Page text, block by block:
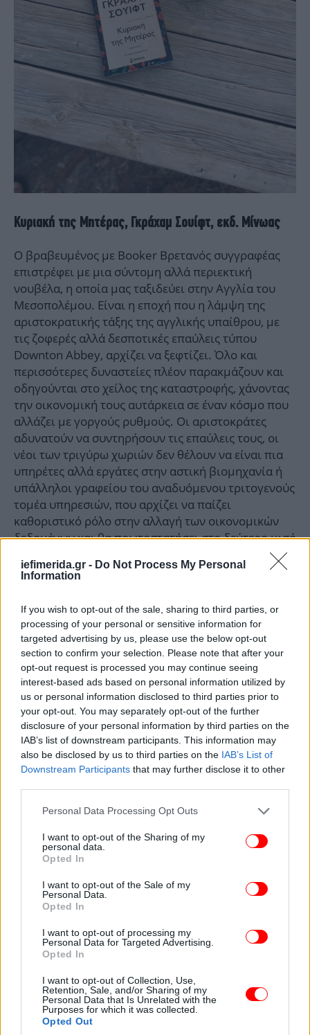
iefimerida.gr - Do Not Process My Personal
Information
If you wish to opt-out of the sale, sharing to third parties, or
processing of your personal or sensitive information for
targeted advertising by us, please use the below opt-out
section to confirm your selection. Please note that after your
opt-out request is processed you may continue seeing
interest-based ads based on personal information utilized by
us or personal information disclosed to third parties prior to
your opt-out. You may separately opt-out of the further
disclosure of your personal information by third parties on the
IAB’s list of downstream participants. This information may
also be disclosed by us to third parties on the IAB’s List of
Downstream Participants that may further disclose it to other
Please note that this website/app uses one or more Google
not limited to your visit or usage behaviour. You may click to
grant or deny consent to Google and its third-party tags to
use your data for below specified purposes in below Google
consent section.
Personal Data Processing Opt Outs
I want to opt-out of the Sharing of my
personal data.
Opted In
I want to opt-out of the Sale of my
Personal Data.
Opted In
I want to opt-out of processing my
Personal Data for Targeted Advertising.
Opted In
I want to opt-out of Collection, Use,
Retention, Sale, and/or Sharing of my
Personal Data that Is Unrelated with the
Purposes for which it was collected.
Opted Out
Κυριακή της Μητέρας, Γκράχαμ Σουίφτ, εκδ. Μίνωας
Ο βραβευμένος με Booker Βρετανός συγγραφέας
επιστρέφει με μια σύντομη αλλά περιεκτική
νουβέλα, η οποία μας ταξιδεύει στην Αγγλία του
Μεσοπολέμου. Είναι η εποχή που η λάμψη της
αριστοκρατικής τάξης της αγγλικής υπαίθρου, με
τις ζοφερές αλλά δεσποτικές επαύλεις τύπου
Downton Abbey, αρχίζει να ξεφτίζει. Όλο και
περισσότερες δυναστείες πλέον παρακμάζουν και
οδηγούνται στο χείλος της καταστροφής, χάνοντας
την οικονομική τους αυτάρκεια σε έναν κόσμο που
αλλάζει με γοργούς ρυθμούς. Οι αριστοκράτες
αδυνατούν να συντηρήσουν τις επαύλεις τους, οι
νέοι των τριγύρω χωριών δεν θέλουν να είναι πια
υπηρέτες αλλά εργάτες στην αστική βιομηχανία ή
υπάλληλοι γραφείου του αναδυόμενου τριτογενούς
τομέα υπηρεσιών, που αρχίζει να παίζει
καθοριστικό ρόλο στην αλλαγή των οικονομικών
δεδομένων και θα πρωτοστατήσει στο δεύτερο μισό
του 20ού αιώνα. Σε αυτό το μεταβατικό σκηνικό ο
Σουίφτ αφηγείται μια ιστορία αγάπης μεταξύ μιας
ενός γειτονικού κτήματος. Το βιβλίο έχει
μεταφερθεί στον κινηματογράφο με την Ολίβια
Κόλμαν και τον Κόλιν Φερθ.